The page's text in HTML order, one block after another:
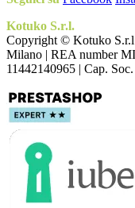
Kotuko S.r.l.
Copyright © Kotuko
Milano | REA number
11442140965 | Cap.